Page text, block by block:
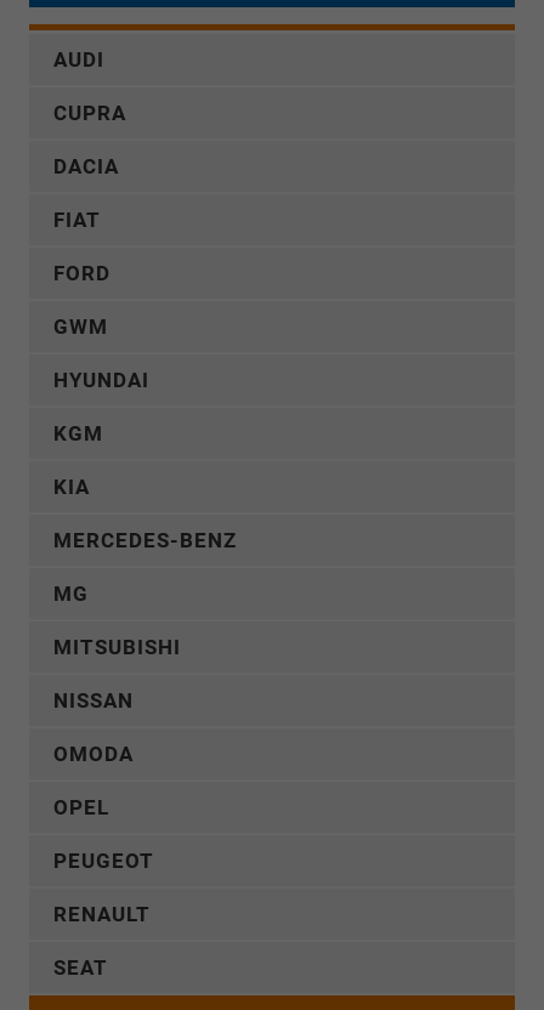
AUDI
CUPRA
DACIA
FIAT
FORD
GWM
HYUNDAI
KGM
KIA
MERCEDES-BENZ
MG
MITSUBISHI
NISSAN
OMODA
OPEL
PEUGEOT
RENAULT
SEAT